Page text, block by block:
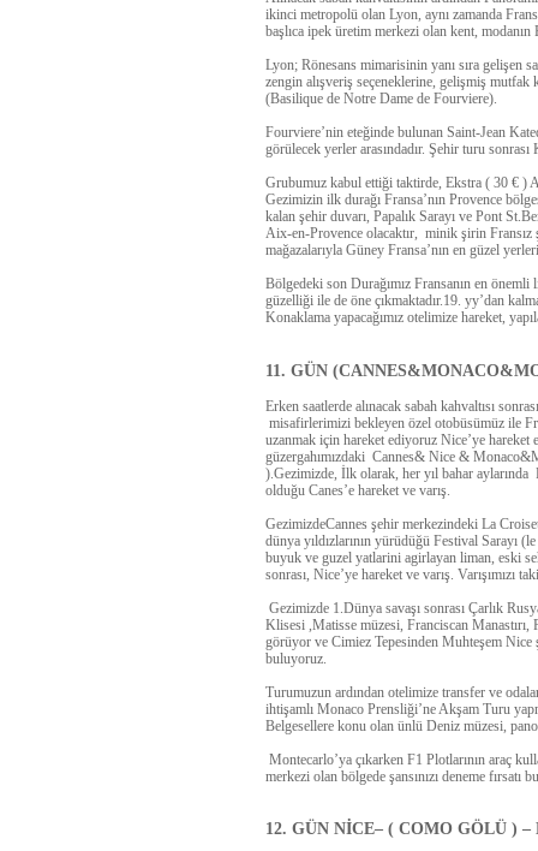
ikinci metropolü olan Lyon, aynı zamanda
başlıca ipek üretim merkezi olan kent,
Lyon; Rönesans mimarisinin yanı sıra gelişen
zengin alışveriş seçeneklerine, gelişmiş
(Basilique de Notre Dame de Fourviere).
Fourviere’nin eteğinde bulunan Saint-Jean
görülecek yerler arasındadır. Şehir turu
Grubumuz kabul ettiği taktirde, Ekstra ( 30 € )
Gezimizin ilk durağı Fransa’nın Provence
kalan şehir duvarı, Papalık Sarayı ve Pont
Aix-en-Provence olacaktır, minik şirin Fransız
mağazalarıyla Güney Fransa’nın en güzel
Bölgedeki son Durağımız Fransanın en
güzelliği ile de öne çıkmaktadır.19. yy’dan
Konaklama yapacağımız otelimize hareket,
11. GÜN
Erken saatlerde alınacak sabah kahvaltısı
misafirlerimizi bekleyen özel otobüsümüz ile
uzanmak için hareket ediyoruz Nice’ye
güzergahımızdaki Cannes& Nice &
). Gezimizde, İlk olarak, her yıl bahar
olduğu Canes’e hareket ve varış.
GezimizdeCannes şehir merkezindeki La
dünya yıldızlarının yürüdüğü Festival Sarayı
buyuk ve guzel yatlarini agirlayan liman, eski
sonrası, Nice’ye hareket ve varış. Varışımızı
Gezimizde 1.Dünya savaşı sonrası Çarlık
Klisesi ,Matisse müzesi, Franciscan Manastırı,
görüyor ve Cimiez Tepesinden Muhteşem Nice
buluyoruz.
Turumuzun ardından otelimize transfer ve
ihtişamlı Monaco Prensliği’ne Akşam Turu
Belgesellere konu olan ünlü Deniz müzesi,
Montecarlo’ya çıkarken F1 Plotlarının araç
merkezi olan bölgede şansınızı deneme fırsatı
12. GÜN NİCE– ( COMO GÖLÜ )